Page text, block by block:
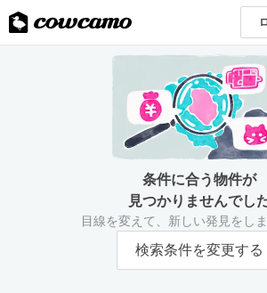
条件に合う物件が
見つかりませんでし
目線を変えて、新しい発見をし
検索条件を変更する